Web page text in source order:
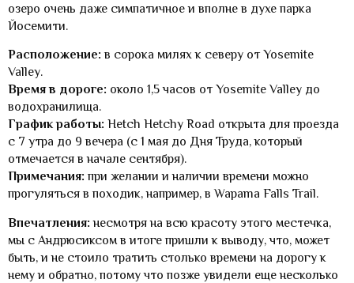
озеро очень даже симпатичное и вполне в духе парка
Йосемити.
Расположение: в сорока милях к северу от Yosemite
Valley.
Время в дороге: около 1,5 часов от Yosemite Valley до
водохранилища.
График работы: Hetch Hetchy Road открыта для проезда
с 7 утра до 9 вечера (с 1 мая до Дня Труда, который
отмечается в начале сентября).
Примечания: при желании и наличии времени можно
прогуляться в походик, например, в Wapama Falls Trail.
Впечатления: несмотря на всю красоту этого местечка,
мы с Андрюсиксом в итоге пришли к выводу, что, может
быть, и не стоило тратить столько времени на дорогу к
нему и обратно, потому что позже увидели еще несколько